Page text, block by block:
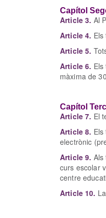
Capítol
Article 3. Al
Article 4.
Article 5.
Article 6.
màxima de
Capítol
Article 7. El
Article 8.
electrònic
Article 9. Als
curs escolar
centre
Article 10.